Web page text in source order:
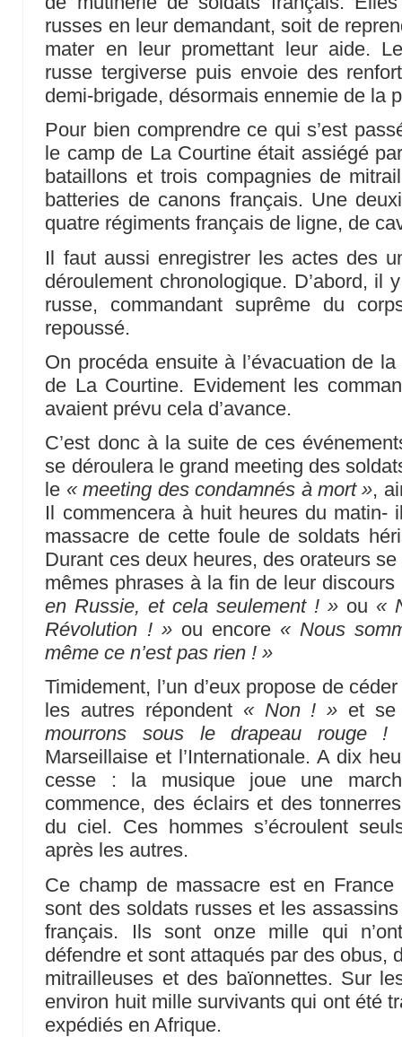
russes en leur demandant, soit de
mater en leur promettant leur aide.
russe tergiverse puis envoie des
demi-brigade, désormais ennemie de la
Pour bien comprendre ce qui s’est
le camp de La Courtine était assiégé
bataillons et trois compagnies de
batteries de canons français. Une
quatre régiments français de ligne, de
Il faut aussi enregistrer les actes des
déroulement chronologique. D’abord, il
russe, commandant suprême du
repoussé.
On procéda ensuite à l’évacuation de
de La Courtine. Evidement les
avaient prévu cela d’avance.
C’est donc à la suite de ces
se déroulera le grand meeting des
le « meeting des condamnés à mort »,
Il commencera à huit heures du matin-
massacre de cette foule de soldats
Durant ces deux heures, des orateurs
mêmes phrases à la fin de leur
en Russie, et cela seulement ! »ou «
Révolution ! »ou encore « Nous
même ce n’est pas rien ! »
Timidement, l’un d’eux propose de
les autres répondent « Non ! » et
mourrons sous le drapeau rouge !
Marseillaise et l’Internationale. A dix
cesse : la musique joue une
commence, des éclairs et des
du ciel. Ces hommes s’écroulent
après les autres.
Ce champ de massacre est en
sont des soldats russes et les
français. Ils sont onze mille qui
défendre et sont attaqués par des obus,
mitrailleuses et des baïonnettes. Sur
environ huit mille survivants qui ont été
expédiés en Afrique.